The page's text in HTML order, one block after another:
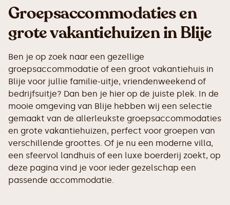
Groepsaccommodaties en
grote vakantiehuizen in Blije
Ben je op zoek naar een gezellige
groepsaccommodatie of een groot vakantiehuis in
Blije voor jullie familie-uitje, vriendenweekend of
bedrijfsuitje? Dan ben je hier op de juiste plek. In de
mooie omgeving van Blije hebben wij een selectie
gemaakt van de allerleukste groepsaccommodaties
en grote vakantiehuizen, perfect voor groepen van
verschillende groottes. Of je nu een moderne villa,
een sfeervol landhuis of een luxe boerderij zoekt, op
deze pagina vind je voor ieder gezelschap een
passende accommodatie.